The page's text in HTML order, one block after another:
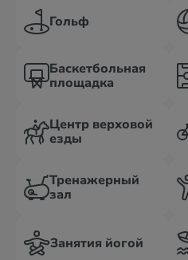
Гольф
Баскетбольная
площадка
Центр верховой
езды
Тренажерный
зал
Занятия йогой